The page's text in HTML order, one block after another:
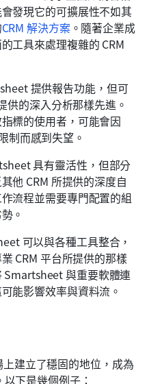
發現它的可擴展性不如其
CRM 解決方案。隨著企業成
工具來處理複雜的 CRM
提供報告功能，但可
供的深入分析那樣先進。
標的使用者，可能會因
制而感到失望。
具有靈活性，但部分
他 CRM 所提供的深度自
流程並需要專門配置的組
。
可以與各種工具整合，
CRM 平台所提供的那樣
Smartsheet 與重要軟體連
能影響效率與資料流。
建立了穩固的地位，成為
下是幾個例子：